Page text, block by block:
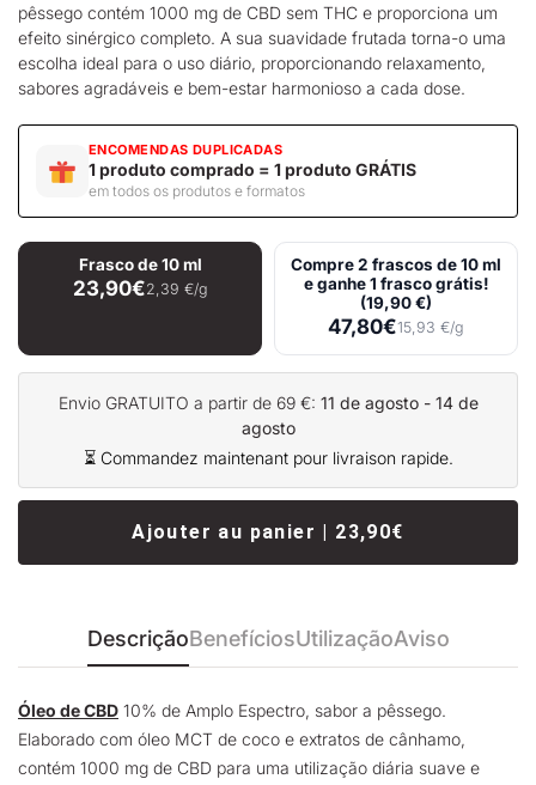
pêssego contém 1000 mg de CBD sem THC e proporciona um
efeito sinérgico completo. A sua suavidade frutada torna-o uma
escolha ideal para o uso diário, proporcionando relaxamento,
sabores agradáveis e bem-estar harmonioso a cada dose.
ENCOMENDAS DUPLICADAS
1 produto comprado = 1 produto GRÁTIS
em todos os produtos e formatos
Frasco de 10 ml
23,90€2,39 €/g
Compre 2 frascos de 10 ml
e ganhe 1 frasco grátis!
(19,90 €)
47,80€15,93 €/g
Envio GRATUITO a partir de 69 €: 11 de agosto - 14 de
agosto
⏳ Commandez maintenant pour livraison rapide.
Ajouter au panier | 23,90€
DescriçãoBenefíciosUtilizaçãoAviso
Óleo de CBD 10% de Amplo Espectro, sabor a pêssego.
Elaborado com óleo MCT de coco e extratos de cânhamo,
contém 1000 mg de CBD para uma utilização diária suave e